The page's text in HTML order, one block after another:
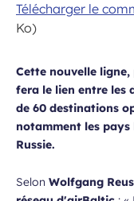
Télécharger le
Ko)
Cette nouvelle
fera le lien entre les
de 60 destinations
notamment les
Russie.
Selon Wolfgang